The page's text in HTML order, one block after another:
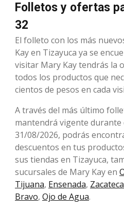
Folletos y ofertas
32
El folleto con los más
Kay en Tizayuca ya se
visitar Mary Kay tendrás la
todos los productos que
cientos de pesos en cada
A través del más último
mantendrá vigente
31/08/2026, podrás
descuentos en tus
sus tiendas en Tizayuca,
sucursales de Mary Kay en
Tijuana, Ensenada,
Bravo, Ojo de Agua.